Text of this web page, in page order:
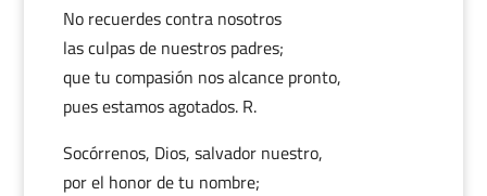
No recuerdes contra nosotros
las culpas de nuestros padres;
que tu compasión nos alcance pronto,
pues estamos agotados. R.
Socórrenos, Dios, salvador nuestro,
por el honor de tu nombre;